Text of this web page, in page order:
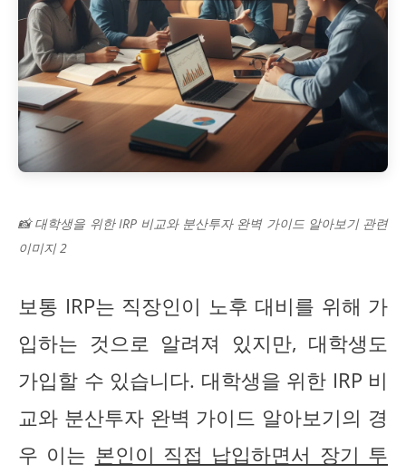
📸 대학생을 위한 IRP 비교와 분산투자 완벽 가이드 알아보기 관련
이미지 2
보통 IRP는 직장인이 노후 대비를 위해 가
입하는 것으로 알려져 있지만, 대학생도
가입할 수 있습니다. 대학생을 위한 IRP 비
교와 분산투자 완벽 가이드 알아보기의 경
우 이는 본인이 직접 납입하면서 장기 투